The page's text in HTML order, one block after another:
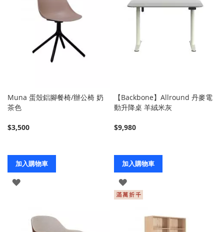
Muna 蛋殼鋁腳餐椅/辦公椅 奶
茶色
$3,500
加入購物車
登
【Backbone】Allround 丹麥電
動升降桌 羊絨米灰
$9,980
加入購物車
登
入